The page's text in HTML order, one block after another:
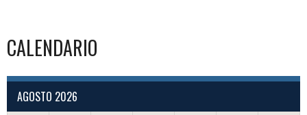
CALENDARIO
AGOSTO 2026